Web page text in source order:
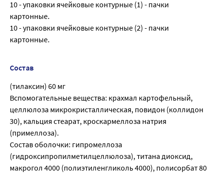
10 - упаковки ячейковые контурные (1) - пачки
картонные.
10 - упаковки ячейковые контурные (2) - пачки
картонные.
Состав
(тилаксин) 60 мг
Вспомогательные вещества: крахмал картофельный,
целлюлоза микрокристаллическая, повидон (коллидон
30), кальция стеарат, кроскармеллоза натрия
(примеллоза).
Состав оболочки: гипромеллоза
(гидроксипропилметилцеллюлоза), титана диоксид,
макрогол 4000 (полиэтиленгликоль 4000), полисорбат 80